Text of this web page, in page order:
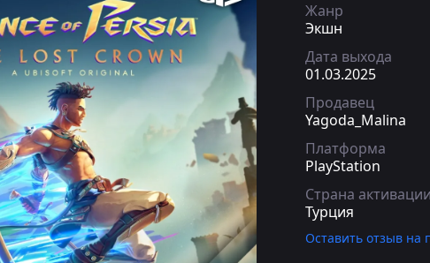
Жанр
Экшн
Дата выхода
01.03.2025
Продавец
Yagoda_Malina
Платформа
PlayStation
Страна активации
Турция
Оставить отзыв на